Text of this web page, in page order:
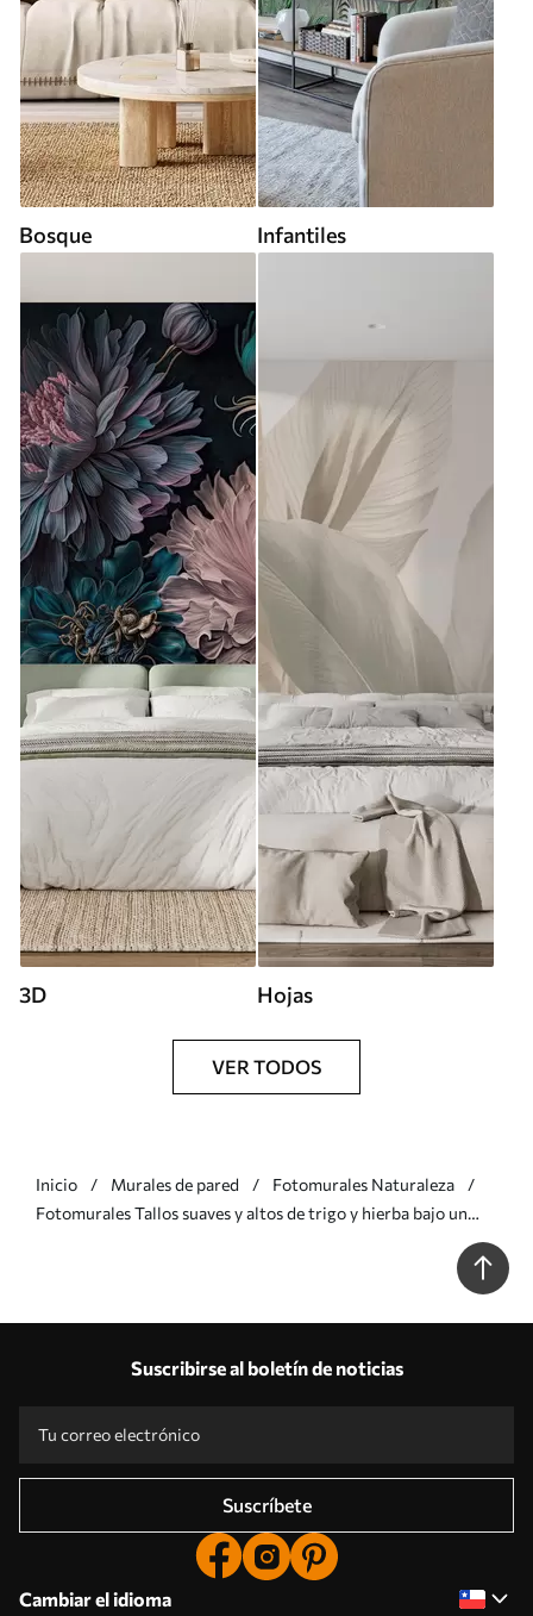
Bosque Infantiles
3D Hojas
VER TODOS
Inicio Murales de pared
Fotomurales Naturaleza
Fotomurales Tallos suaves y altos de trigo y hierba bajo un
Suscribirse al boletín de noticias
Suscríbete
Cambiar el idioma